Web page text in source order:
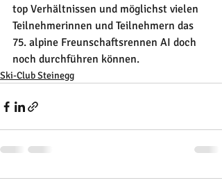
top Verhältnissen und möglichst vielen
Teilnehmerinnen und Teilnehmern das
75. alpine Freunschaftsrennen AI doch
noch durchführen können.
Ski-Club Steinegg